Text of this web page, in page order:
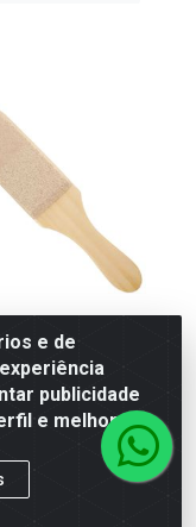
PEDRA POME
PARA OS PÉS
553813
Unidade
contém 12 unidade(s)
7896025527751
e de
publicidade
e melhorar a